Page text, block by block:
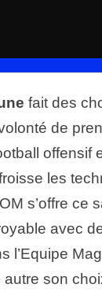
fait des
de
offensif
les
s’offre ce
avec
l’Equipe
son